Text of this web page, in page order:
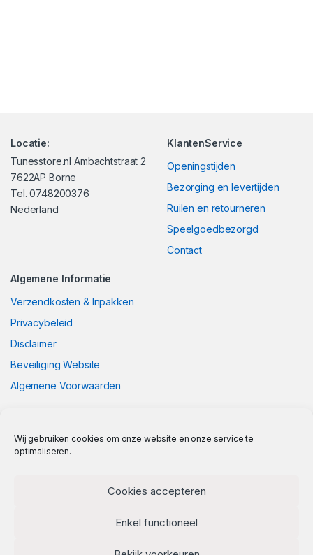
Wij gebruiken cookies om onze website en onze service te
optimaliseren.
Cookies accepteren
Enkel functioneel
Locatie:
Tunesstore.nl Ambachtstraat 2
7622AP Borne
Tel. 0748200376
Nederland
KlantenService
Openingstijden
Bezorging en levertijden
Ruilen en retourneren
Speelgoedbezorgd
Contact
Algemene Informatie
Verzendkosten & Inpakken
Privacybeleid
Disclaimer
Beveiliging Website
Algemene Voorwaarden